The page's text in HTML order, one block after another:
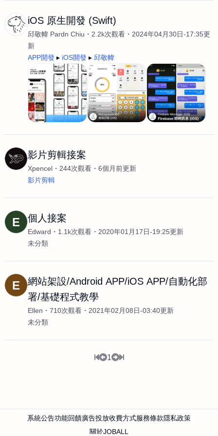
iOS 原生開發 (Swift)
邱敬幃 Pardn Chiu 2.2k次觀看
2024年04月30日-17:35更
新
APP開發
iOS開發 邱敬幃
影片剪輯接案
Xpencel 244次觀看
6個月前更新
影片剪輯
E 個人接案
Edward 1.1k次觀看
2020年01月17日-19:25更新
未分類
E
網站架設/Android APP/iOS APP/自動化部
署/基礎程式教學
Ellen 710次觀看
2021年02月08日-03:40更新
未分類
1
系統公告功能回饋廣告投放收費方式服務條款隱私政策
關於JOBALL